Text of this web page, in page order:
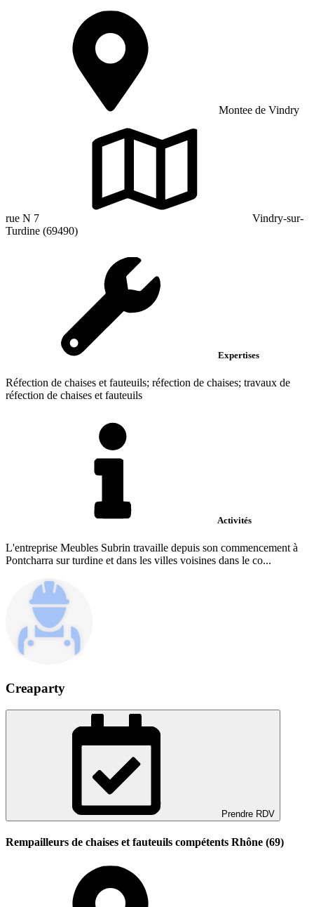
Montee de Vindry
rue N 7
Vindry-sur-
Turdine (69490)
Expertises
Réfection de chaises et fauteuils; réfection de chaises; travaux de
réfection de chaises et fauteuils
Activités
L'entreprise Meubles Subrin travaille depuis son commencement à
Pontcharra sur turdine et dans les villes voisines dans le co...
Creaparty
Prendre RDV
Rempailleurs de chaises et fauteuils compétents Rhône (69)